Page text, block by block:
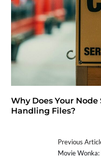
Why Does Your
Handling Files?
Previous
Movie